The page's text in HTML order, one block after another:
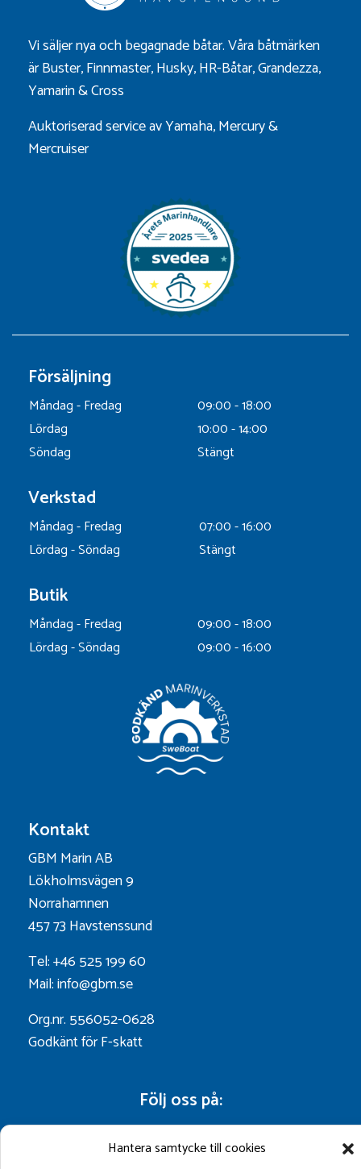
Hantera samtycke till cookies
Vi säljer nya och begagnade båtar. Våra båtmärken
ärBuster,Finnmaster,Husky,HR-Båtar,Grandezza,
Yamarin&Cross
Auktoriserad service av Yamaha, Mercury &
Mercruiser
Försäljning
Måndag - Fredag
09:00 - 18:00
Lördag
10:00 - 14:00
Söndag
Stängt
Verkstad
Måndag - Fredag
07:00 - 16:00
Lördag - Söndag
Stängt
Butik
Måndag - Fredag
09:00 - 18:00
Lördag - Söndag
09:00 - 16:00
Kontakt
GBM Marin AB
Lökholmsvägen 9
Norrahamnen
457 73 Havstenssund
Tel: +46 525 199 60
Mail: info@gbm.se
Org.nr. 556052-0628
Godkänt för F-skatt
Följ oss på: